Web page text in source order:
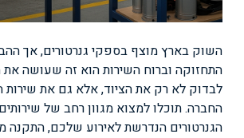
השוק בארץ מוצף בספקי גנרטורים, אך
התחזוקה וברוח השירות הוא זה שעושה
לבדוק לא רק את הציוד, אלא גם את שירות
החברה. תוכלו למצוא מגוון רחב של
הגנרטורים הנדרשת לאירוע שלכם, התקנה